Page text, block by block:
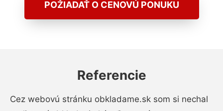
POŽIADAŤ O CENOVÚ PONUKU
Referencie
Cez webovú stránku obkladame.sk som si nechal